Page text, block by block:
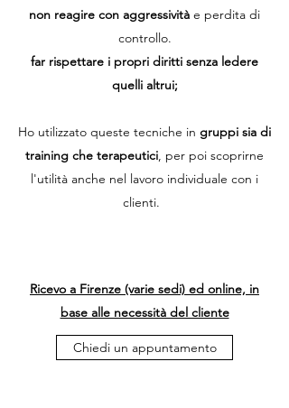
non reagire con aggressività e perdita di
controllo.
far rispettare i propri diritti senza ledere
quelli altrui;
Ho utilizzato queste tecniche in gruppi sia di
training che terapeutici, per poi scoprirne
l'utilità anche nel lavoro individuale con i
clienti.
Ricevo a Firenze (varie sedi) ed online, in
base alle necessità del cliente
Chiedi un appuntamento